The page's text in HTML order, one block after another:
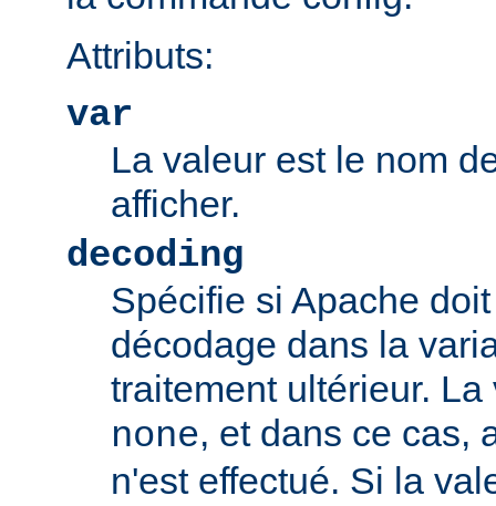
Attributs:
var
La valeur est le nom
afficher.
decoding
Spécifie si Apache
décodage dans la
traitement ultérieur.
none, et dans ce cas,
n'est effectué. Si la